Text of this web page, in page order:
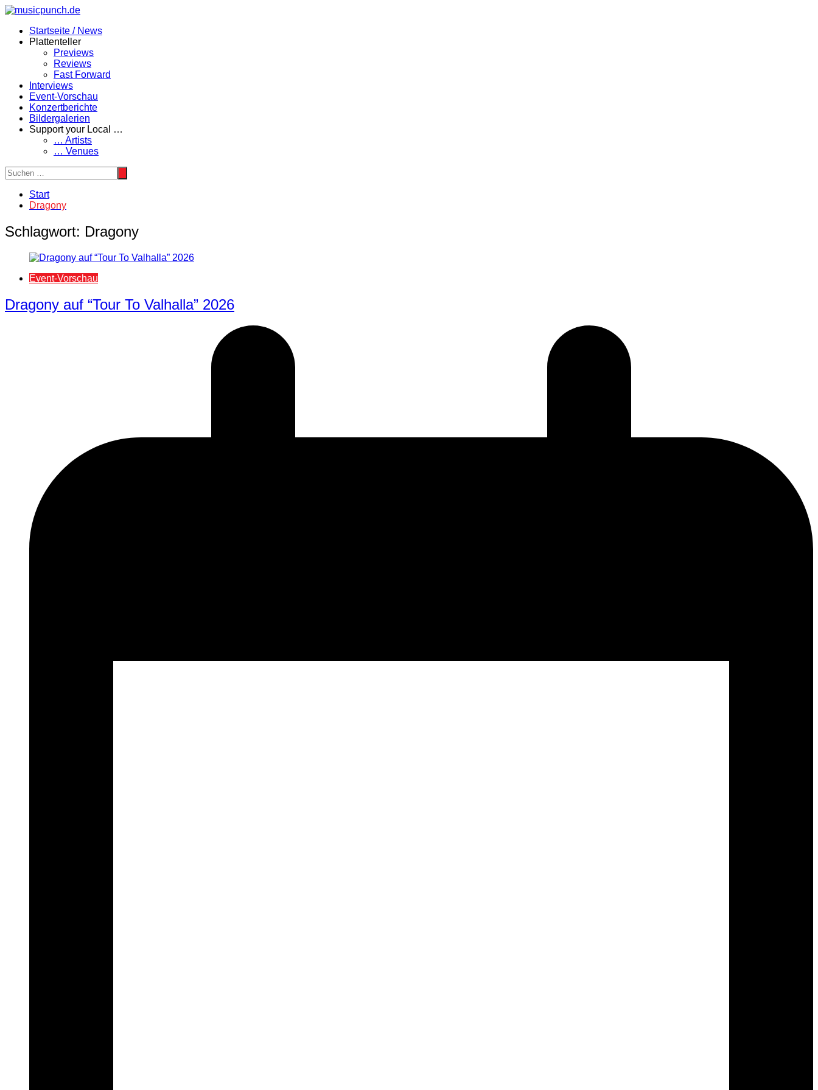
Zum
springenStartseite / News
Plattenteller
Previews
Reviews
Fast Forward
Interviews
Event-Vorschau
Konzertberichte
Bildergalerien
Support your Local …
… Artists
… Venues
Start
Dragony
Schlagwort: Dragony
Event-Vorschau
Dragony auf “Tour To Valhalla” 2026